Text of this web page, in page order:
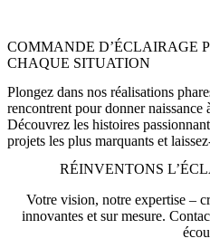
COMMANDE D’ÉCLAIRAGE
CHAQUE SITUATION
Plongez dans nos réalisations
rencontrent pour donner naissance
Découvrez les histoires
projets les plus marquants et
RÉINVENTONS
Votre vision, notre expertise –
innovantes et sur mesure.